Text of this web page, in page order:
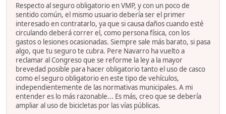
Respecto al seguro obligatorio en VMP, y con un poco de
sentido común, el mismo usuario debería ser el primer
interesado en contratarlo, ya que si causa daños cuando esté
circulando deberá correr el, como persona física, con los
gastos o lesiones ocasionadas. Siempre sale más barato, si pasa
algo, que tu seguro te cubra. Pere Navarro ha vuelto a
reclamar al Congreso que se reforme la ley a la mayor
brevedad posible para hacer obligatorio tanto el uso de casco
como el seguro obligatorio en este tipo de vehículos,
independientemente de las normativas municipales. A mi
entender es lo más razonable... Es más, creo que se debería
ampliar al uso de bicicletas por las vías públicas.